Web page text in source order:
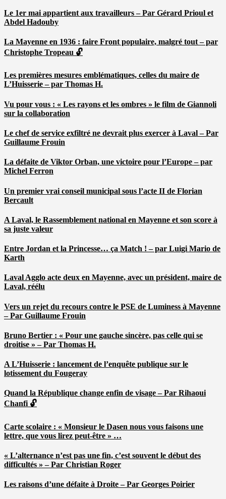
Le 1er mai appartient aux travailleurs – Par Gérard Prioul et
Abdel Hadouby
La Mayenne en 1936 : faire Front populaire, malgré tout – par
Christophe Tropeau 🔓
Les premières mesures emblématiques, celles du maire de
L’Huisserie – par Thomas H.
Vu pour vous : « Les rayons et les ombres » le film de Giannoli
sur la collaboration
Le chef de service exfiltré ne devrait plus exercer à Laval – Par
Guillaume Frouin
La défaite de Viktor Orban, une victoire pour l’Europe – par
Michel Ferron
Un premier vrai conseil municipal sous l’acte II de Florian
Bercault
A Laval, le Rassemblement national en Mayenne et son score à
sa juste valeur
Entre Jordan et la Princesse… ça Match ! – par Luigi Mario de
Karth
Laval Agglo acte deux en Mayenne, avec un président, maire de
Laval, réélu
Vers un rejet du recours contre le PSE de Luminess à Mayenne
– Par Guillaume Frouin
Bruno Bertier : « Pour une gauche sincère, pas celle qui se
droitise » – Par Thomas H.
A L’Huisserie : lancement de l’enquête publique sur le
lotissement du Fougeray
Quand la République change enfin de visage – Par Rihaoui
Chanfi 🔓
Carte scolaire : « Monsieur le Dasen nous vous faisons une
lettre, que vous lirez peut-être » …
« L’alternance n’est pas une fin, c’est souvent le début des
difficultés » – Par Christian Roger
Les raisons d’une défaite à Droite – Par Georges Poirier